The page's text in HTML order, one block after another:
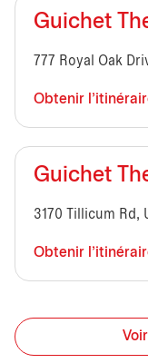
Guichet
777 Royal Oak
Obtenir
Guichet
3170 Tillicum Rd,
Obtenir